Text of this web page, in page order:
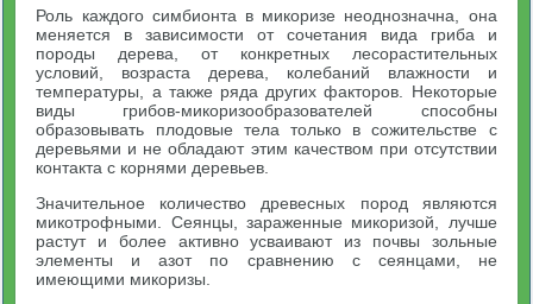
Роль каждого симбионта в микоризе неоднозначна, она
меняется в зависимости от сочетания вида гриба и
породы дерева, от конкретных лесорастительных
условий, возраста дерева, колебаний влажности и
температуры, а также ряда других факторов. Некоторые
виды грибов-микоризообразователей способны
образовывать плодовые тела только в сожительстве с
деревьями и не обладают этим качеством при отсутствии
контакта с корнями деревьев.
Значительное количество древесных пород являются
микотрофными. Сеянцы, зараженные микоризой, лучше
растут и более активно усваивают из почвы зольные
элементы и азот по сравнению с сеянцами, не
имеющими микоризы.